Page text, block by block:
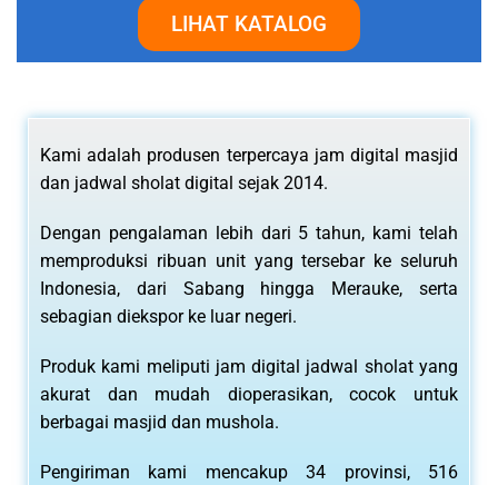
LIHAT KATALOG
Kami adalah produsen terpercaya jam digital masjid
dan jadwal sholat digital sejak 2014.
Dengan pengalaman lebih dari 5 tahun, kami telah
memproduksi ribuan unit yang tersebar ke seluruh
Indonesia, dari Sabang hingga Merauke, serta
sebagian diekspor ke luar negeri.
Produk kami meliputi jam digital jadwal sholat yang
akurat dan mudah dioperasikan, cocok untuk
berbagai masjid dan mushola.
Pengiriman kami mencakup 34 provinsi, 516